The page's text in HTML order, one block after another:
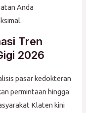
Anda
Tren
2026
pasar kedokteran
permintaan hingga
Klaten kini